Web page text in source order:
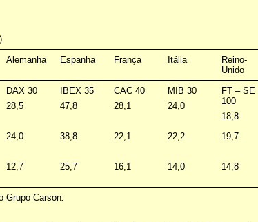
Alemanha
Espanha França Itália
Reino-
Unido
DAX 30
28,5
IBEX 35
47,8
CAC 40
28,1
MIB 30
24,0
FT – SE
100
18,8
24,0 38,8 22,1 22,2 19,7
12,7 25,7 16,1 14,0 14,8
Grupo Carson.